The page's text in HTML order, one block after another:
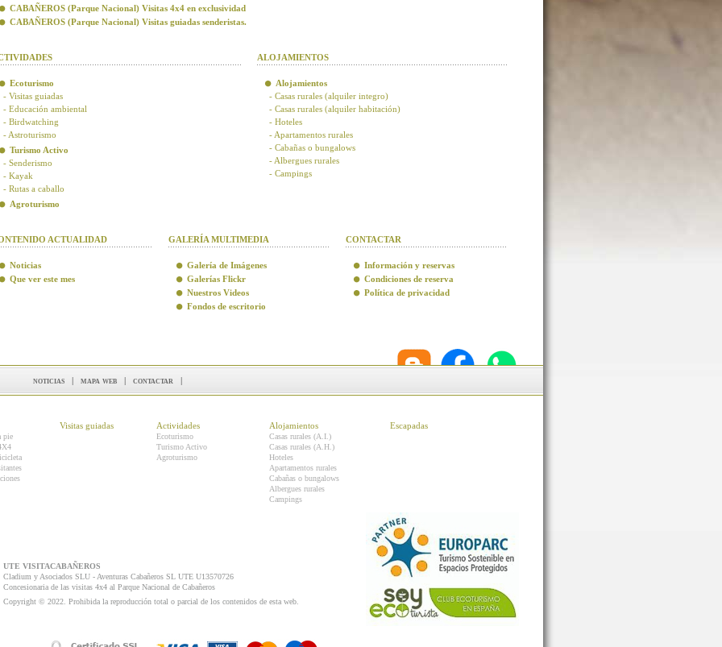
CABAÑEROS (Parque Nacional) Visitas 4x4 en exclusividad
CABAÑEROS (Parque Nacional) Visitas guiadas senderistas.
Ecoturismo
- Visitas guiadas
- Educación ambiental
- Birdwatching
- Astroturismo
Turismo Activo
- Senderismo
- Kayak
- Rutas a caballo
Agroturismo
ALOJAMIENTOS
Alojamientos
- Casas rurales (alquiler integro)
- Casas rurales (alquiler habitación)
- Hoteles
- Apartamentos rurales
- Cabañas o bungalows
- Albergues rurales
- Campings
ACTUALIDAD
Noticias
Que ver este mes
GALERÍA MULTIMEDIA
Galería de Imágenes
Galerías Flickr
Nuestros Videos
Fondos de escritorio
CONTACTAR
Información y reservas
Condiciones de reserva
Política de privacidad
noticias | mapa web | contactar |
pie
Visitas guiadas Actividades
Ecoturismo
Turismo Activo
Agroturismo
Alojamientos
Casas rurales (A.I.)
Casas rurales (A.H.)
Hoteles
Apartamentos rurales
Cabañas o bungalows
Albergues rurales
Campings
Escapadas
UTE VISITACABAÑEROS
Cladium y Asociados SLU - Aventuras Cabañeros SL UTE U13570726
Concesionaria de las visitas 4x4 al Parque Nacional de Cabañeros
Copyright © 2022. Prohibida la reproducción total o parcial de los contenidos de esta web.